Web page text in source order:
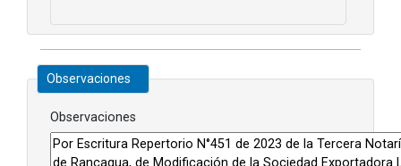
Observaciones
Observaciones